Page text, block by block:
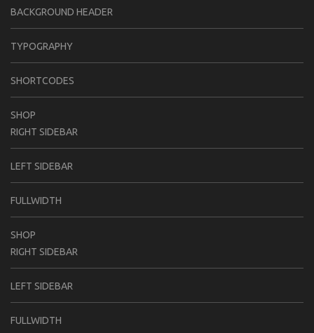
BACKGROUND HEADER
TYPOGRAPHY
SHORTCODES
SHOP
RIGHT SIDEBAR
LEFT SIDEBAR
FULLWIDTH
SHOP
RIGHT SIDEBAR
LEFT SIDEBAR
FULLWIDTH